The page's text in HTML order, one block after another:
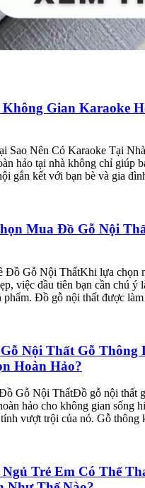
Không Gian Karaoke
Sao Nên Có Karaoke Tại
hảo tại nhà không chỉ giúp
gắn kết với bạn bè và gia
Mua Đồ Gỗ Nội
Đồ Gỗ Nội ThấtKhi lựa chọn
việc đầu tiên bạn cần chú ý
phẩm. Đồ gỗ nội thất được
Nội Thất Gỗ Thông
Hoàn Hảo?
Gỗ Nội ThấtĐồ gỗ nội thất
hảo cho không gian sống
vượt trội của nó. Gỗ thông
Ngủ Trẻ Em Có Thể